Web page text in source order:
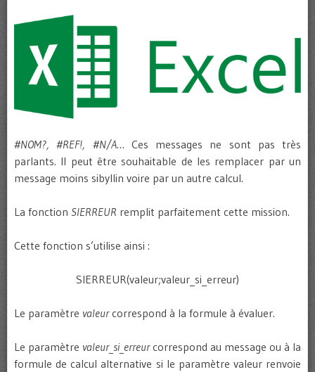
#NOM?, #REF!, #N/A… Ces messages ne sont pas très
parlants. Il peut être souhaitable de les remplacer par un
message moins sibyllin voire par un autre calcul.
La fonction SIERREUR remplit parfaitement cette mission.
Cette fonction s’utilise ainsi :
SIERREUR(valeur;valeur_si_erreur)
Le paramètre valeurcorrespond à la formule à évaluer.
Le paramètre valeur_si_erreurcorrespond au message ou à la
formule de calcul alternative si le paramètre valeur renvoie